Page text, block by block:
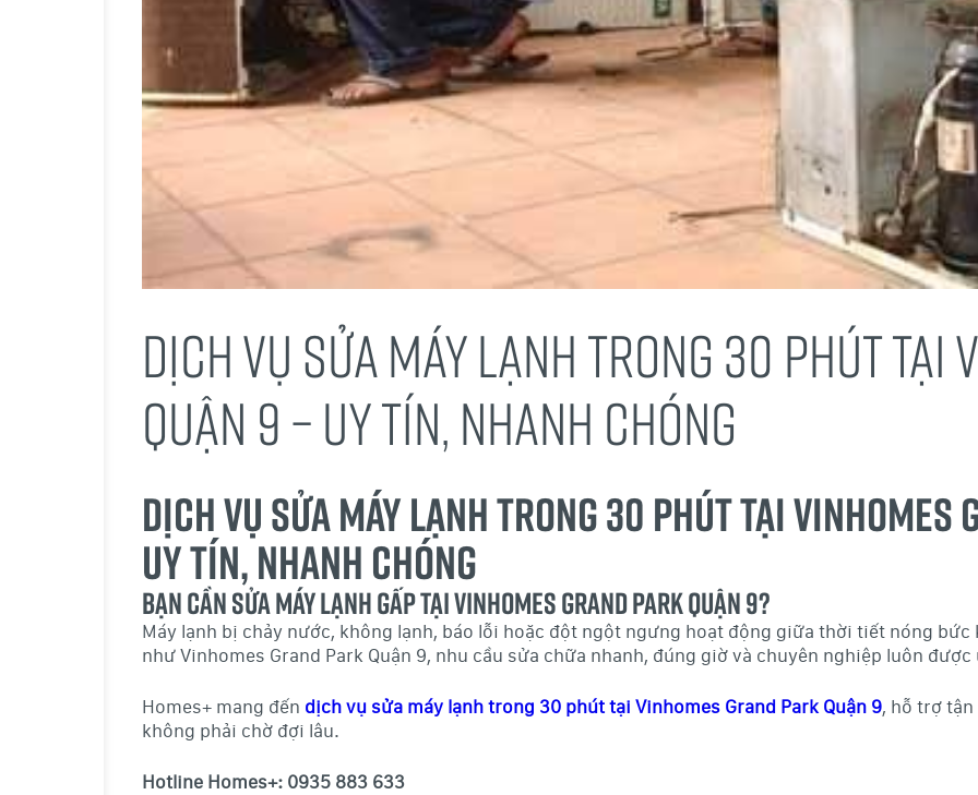
DỊCH VỤ SỬA MÁY LẠNH TRONG 30 PHÚT TẠI
QUẬN 9 – UY TÍN, NHANH CHÓNG
Dịch Vụ Sửa Máy Lạnh Trong 30 Phút Tại Vinhomes
Uy Tín, Nhanh Chóng
Bạn cần sửa máy lạnh gấp tại Vinhomes Grand Park Quận 9?
Máy lạnh bị chảy nước, không lạnh, báo lỗi hoặc đột ngột ngưng hoạt động giữa thời tiết nóng
như Vinhomes Grand Park Quận 9, nhu cầu sửa chữa nhanh, đúng giờ và chuyên nghiệp luôn
Homes+ mang đến dịch vụ sửa máy lạnh trong 30 phút tại Vinhomes Grand Park Quận 9, hỗ trợ
không phải chờ đợi lâu.
Hotline Homes+: 0935 883 633